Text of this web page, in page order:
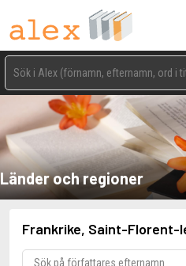
Länder och regioner
Frankrike, Saint-Florent-